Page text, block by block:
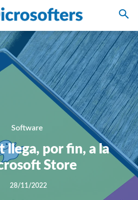
Software
llega, por fin, a la
Store
28/11/2022